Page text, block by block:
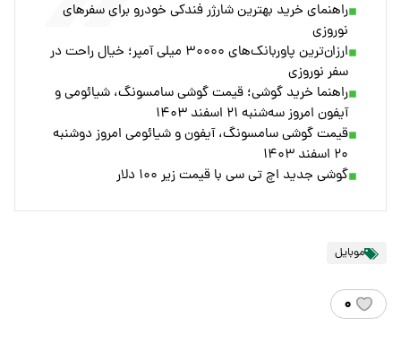
راهنمای خرید بهترین شارژر فندکی خودرو برای سفرهای
نوروزی
ارزان‌ترین پاوربانک‌های ۳۰۰۰۰ میلی آمپر؛ خیال راحت در
سفر نوروزی
راهنما خرید گوشی؛ قیمت گوشی سامسونگ، شیائومی و
آیفون امروز سه‌شنبه ۲۱ اسفند ۱۴۰۳
قیمت گوشی سامسونگ، آیفون و شیائومی امروز دوشنبه
۲۰ اسفند ۱۴۰۳
گوشی جدید اچ تی سی با قیمت زیر ۱۰۰ دلار
موبایل
۰